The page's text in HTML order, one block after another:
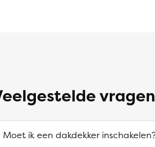
Moet ik een dakdekker